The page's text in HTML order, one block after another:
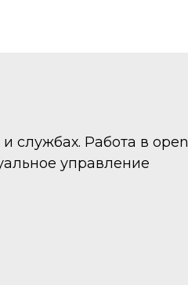
службах. Работа в open
управление